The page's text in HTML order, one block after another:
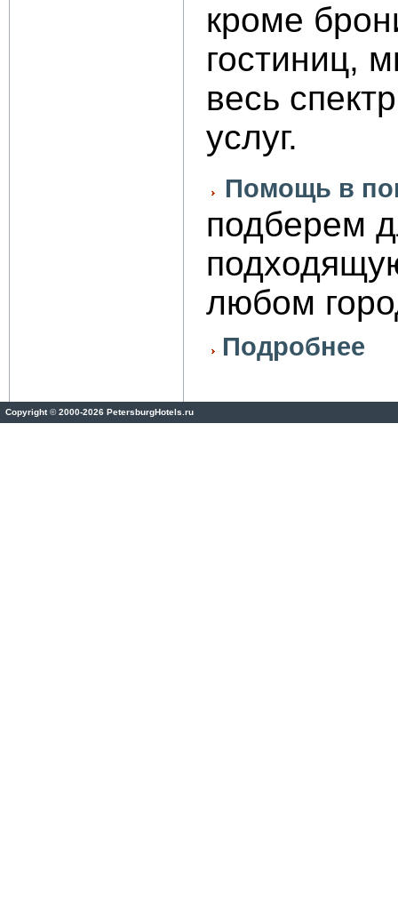
кроме
гостиниц,
весь
услуг.
Помощь в
подберем
любом
Подробнее
Copyright©2000-2026 PetersburgHotels.ru